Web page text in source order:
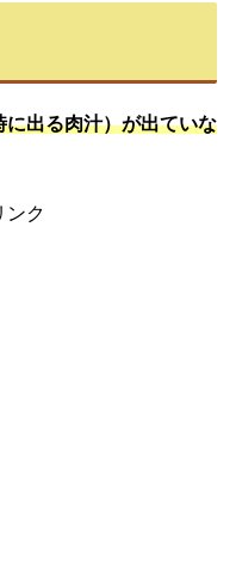
出る肉汁）が出ていな
ンク